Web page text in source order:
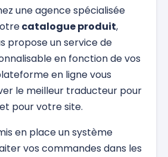
une agence spécialisée
catalogue produit,
propose un service de
en fonction de vos
en ligne vous
le meilleur traducteur pour
pour votre site.
en place un système
vos commandes dans les